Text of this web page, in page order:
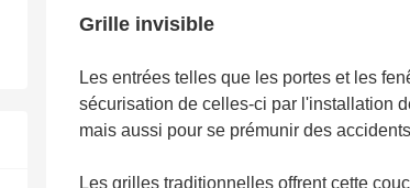
Grille invisible
Les entrées telles que les portes et les
sécurisation de celles-ci par l'installation
mais aussi pour se prémunir des
Les grilles traditionnelles offrent cette